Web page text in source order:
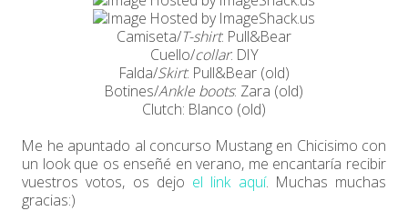
Camiseta/T-shirt: Pull&Bear
Cuello/collar: DIY
Falda/Skirt: Pull&Bear (old)
Botines/Ankle boots: Zara (old)
Clutch: Blanco (old)
Me he apuntado al concurso Mustang en Chicisimo con
un look que os enseñé en verano, me encantaría recibir
vuestros votos, os dejo el link aquí. Muchas muchas
gracias:)